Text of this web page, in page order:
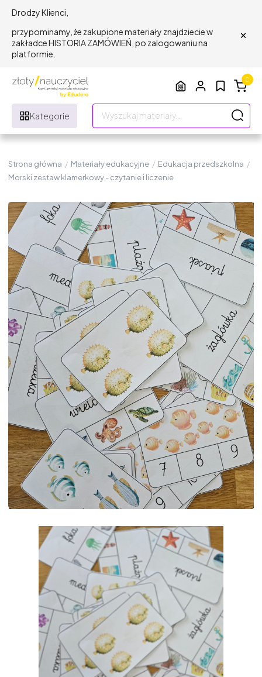
Drodzy Klienci,
przypominamy, że zakupione materiały znajdziecie w
zakładce HISTORIA ZAMÓWIEŃ, po zalogowaniu na
platformie.
×
Kategorie
0
Strona główna / Materiały edukacyjne / Edukacja przedszkolna /
Morski zestaw klamerkowy - czytanie i liczenie